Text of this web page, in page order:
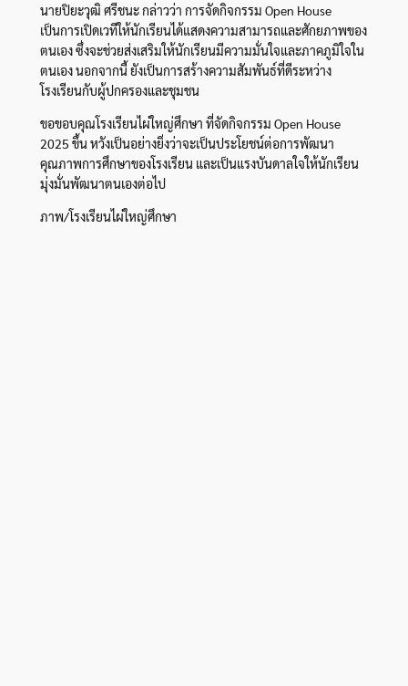
นายปิยะวุฒิ ศรีชนะ กล่าวว่า การจัดกิจกรรม Open House
เป็นการเปิดเวทีให้นักเรียนได้แสดงความสามารถและศักยภาพของ
ตนเอง ซึ่งจะช่วยส่งเสริมให้นักเรียนมีความมั่นใจและภาคภูมิใจใน
ตนเอง นอกจากนี้ ยังเป็นการสร้างความสัมพันธ์ที่ดีระหว่าง
โรงเรียนกับผู้ปกครองและชุมชน
ขอขอบคุณโรงเรียนไผ่ใหญ่ศึกษา ที่จัดกิจกรรม Open House
2025 ขึ้น หวังเป็นอย่างยิ่งว่าจะเป็นประโยชน์ต่อการพัฒนา
คุณภาพการศึกษาของโรงเรียน และเป็นแรงบันดาลใจให้นักเรียน
มุ่งมั่นพัฒนาตนเองต่อไป
ภาพ/โรงเรียนไผ่ใหญ่ศึกษา